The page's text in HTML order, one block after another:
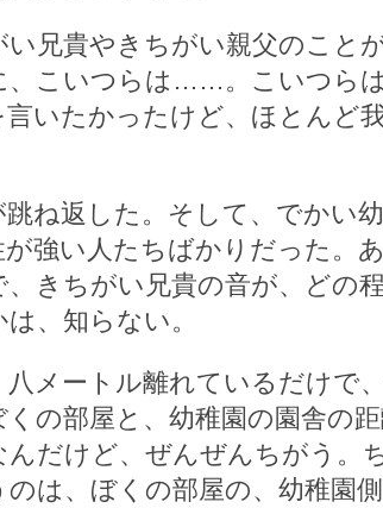
い兄貴やきちがい親父のこと
、こいつらは……。こいつら
言いたかったけど、ほとんど
跳ね返した。そして、でかい
が強い人たちばかりだった。
、きちがい兄貴の音が、どの
、知らない。
八メートル離れているだけで
くの部屋と、幼稚園の園舎の
んだけど、ぜんぜんちがう。
のは、ぼくの部屋の、幼稚園